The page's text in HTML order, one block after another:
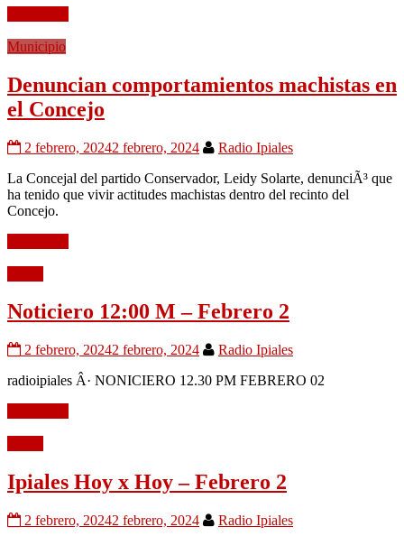
Municipio
Denuncian comportamientos machistas en
el Concejo
2 febrero, 20242 febrero, 2024
Radio Ipiales
La Concejal del partido Conservador, Leidy Solarte, denunciÃ³ que
ha tenido que vivir actitudes machistas dentro del recinto del
Concejo.
Noticiero 12:00 M – Febrero 2
2 febrero, 20242 febrero, 2024
Radio Ipiales
radioipiales Â· NONICIERO 12.30 PM FEBRERO 02
Ipiales Hoy x Hoy – Febrero 2
2 febrero, 20242 febrero, 2024
Radio Ipiales